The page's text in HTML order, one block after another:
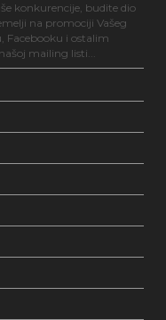
konkurencije, budite dio
na promociji Vašeg
Facebooku i ostalim
mailing listi...